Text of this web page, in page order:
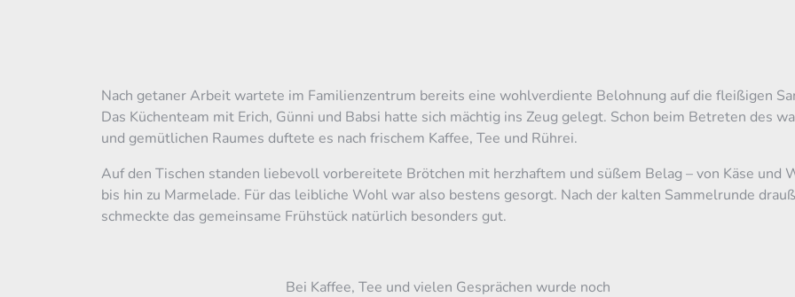
Nach getaner Arbeit wartete im Familienzentrum bereits eine wohlverdiente Belohnung auf die fleißigen
Das Küchenteam mit Erich, Günni und Babsi hatte sich mächtig ins Zeug gelegt. Schon beim Betreten des
und gemütlichen Raumes duftete es nach frischem Kaffee, Tee und Rührei.
Auf den Tischen standen liebevoll vorbereitete Brötchen mit herzhaftem und süßem Belag – von Käse und
bis hin zu Marmelade. Für das leibliche Wohl war also bestens gesorgt. Nach der kalten Sammelrunde
schmeckte das gemeinsame Frühstück natürlich besonders gut.
Bei Kaffee, Tee und vielen Gesprächen wurde noch